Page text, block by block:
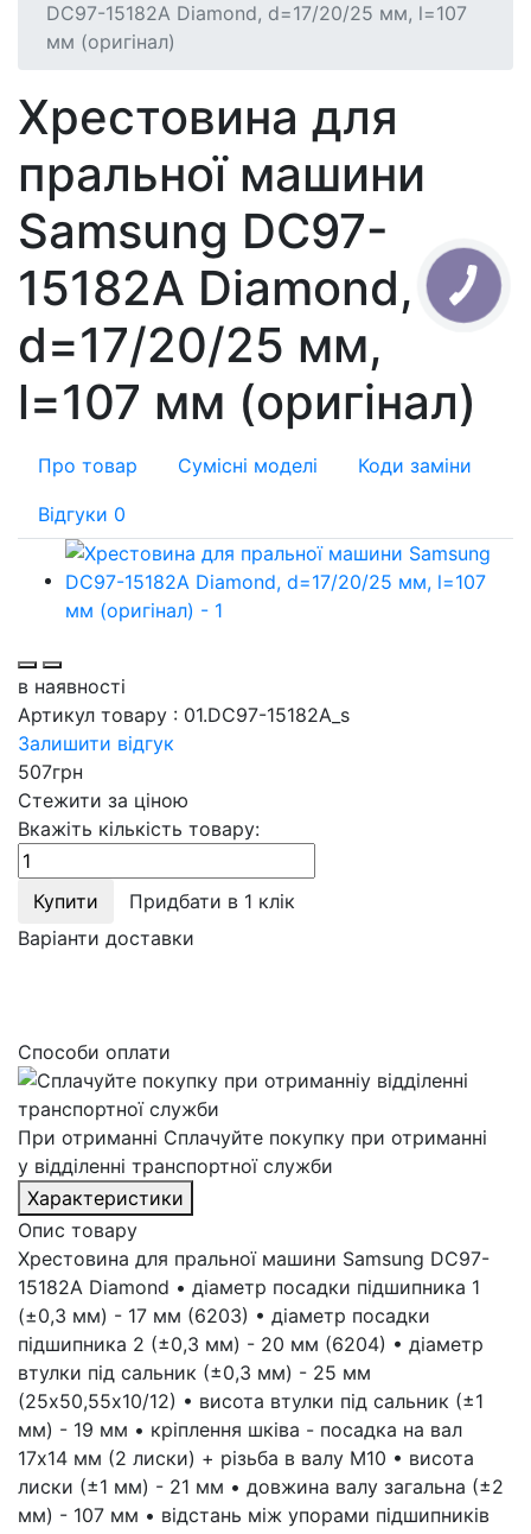
DC97-15182A Diamond, d=17/20/25 мм, l=107
мм (оригінал)
Хрестовина для
пральної машини
Samsung DC97-
15182A Diamond,
d=17/20/25 мм,
l=107 мм (оригінал)
Про товар Сумісні моделі Коди заміни
Відгуки 0
в наявності
Артикул товару : 01.DC97-15182A_s
Залишити відгук
507грн
Стежити за ціною
Вкажіть кількість товару:
Купити
Придбати в 1 клік
Варіанти доставки
Способи оплати
При отриманні Сплачуйте покупку при отриманні
у відділенні транспортної служби
Характеристики
Опис товару
Хрестовина для пральної машини Samsung DC97-
15182A Diamond • діаметр посадки підшипника 1
(±0,3 мм) - 17 мм (6203) • діаметр посадки
підшипника 2 (±0,3 мм) - 20 мм (6204) • діаметр
втулки під сальник (±0,3 мм) - 25 мм
(25х50,55х10/12) • висота втулки під сальник (±1
мм) - 19 мм • кріплення шківа - посадка на вал
17х14 мм (2 лиски) + різьба в валу М10 • висота
лиски (±1 мм) - 21 мм • довжина валу загальна (±2
мм) - 107 мм • відстань між упорами підшипників